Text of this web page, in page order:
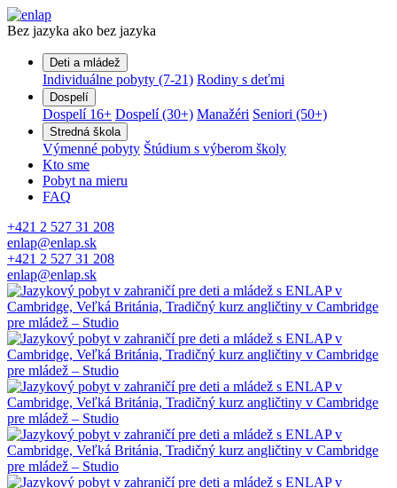
Bez jazyka ako bez jazyka
Deti a mládež
Individuálne pobyty (7-21) Rodiny s deťmi
Dospelí
Dospelí 16+ Dospelí (30+) Manažéri Seniori (50+)
Stredná škola
Výmenné pobyty Štúdium s výberom školy
Kto sme
Pobyt na mieru
FAQ
+421 2 527 31 208
enlap@enlap.sk
+421 2 527 31 208
enlap@enlap.sk